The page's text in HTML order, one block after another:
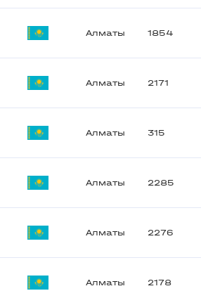
Алматы 1854
Алматы 2171
Алматы 315
Алматы 2285
Алматы 2276
Алматы 2178